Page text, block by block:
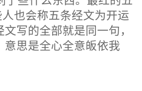
也会称五条经文为开运
写的全部就是同一句，
意思是全心全意皈依我